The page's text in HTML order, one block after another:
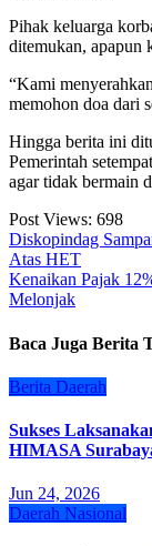
Pihak keluarga
ditemukan, apapun
“Kami
memohon doa dari
Hingga berita ini
Pemerintah
agar tidak bermain
Post Views: 698
Navigasi
pos
Diskopindag
Atas HET
Kenaikan Pajak
Melonjak
Baca Juga Berita
Berita Daerah
Sukses
HIMASA
Jun 24, 2026
Daerah Nasional